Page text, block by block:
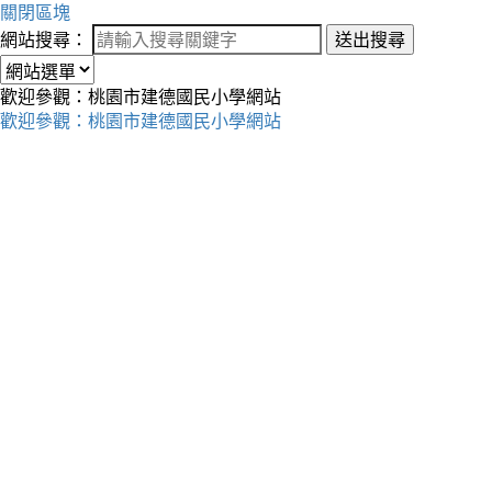
關閉區塊
網站搜尋：
送出搜尋
歡迎參觀：桃園市建德國民小學網站
歡迎參觀：桃園市建德國民小學網站